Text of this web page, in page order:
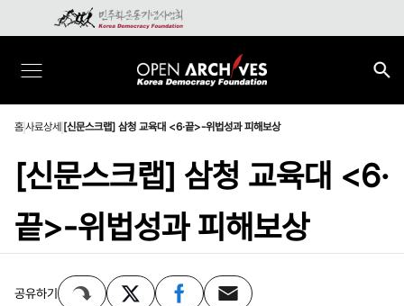
홈사료상세 [신문스크랩] 삼청 교육대 <6·끝>-위법성과 피해보상
[신문스크랩] 삼청 교육대 <6·
끝>-위법성과 피해보상
공유하기